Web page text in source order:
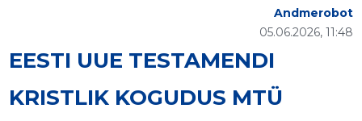
EESTI UUE TESTAMENDI
KRISTLIK KOGUDUS MTÜ
05.06.2026, 11:48
Andmerobot